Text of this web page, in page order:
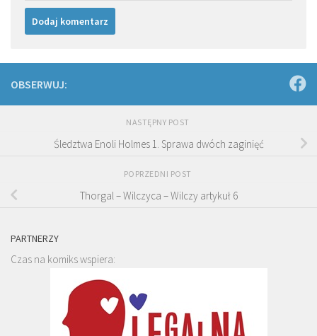
OBSERWUJ:
NASTĘPNY POST
Śledztwa Enoli Holmes 1. Sprawa dwóch zaginięć
POPRZEDNI POST
Thorgal – Wilczyca – Wilczy artykuł 6
PARTNERZY
Czas na komiks wspiera: